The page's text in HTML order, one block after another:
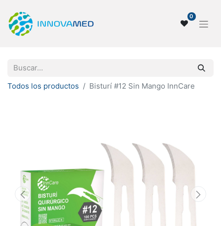
0
Todos los productos Bisturí #12 Sin Mango InnCare